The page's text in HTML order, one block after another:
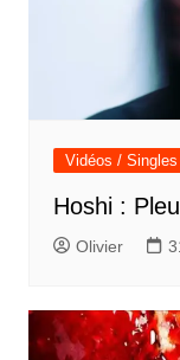
Vidéos / Singles
Hoshi :
Olivier